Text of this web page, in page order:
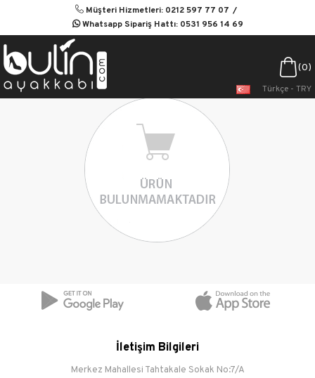
Müşteri Hizmetleri: 0212 597 77 07
Whatsapp Sipariş Hattı: 0531 956 14 69
0
Türkçe - TRY
İletişim Bilgileri
Merkez Mahallesi Tahtakale Sokak No:7/A